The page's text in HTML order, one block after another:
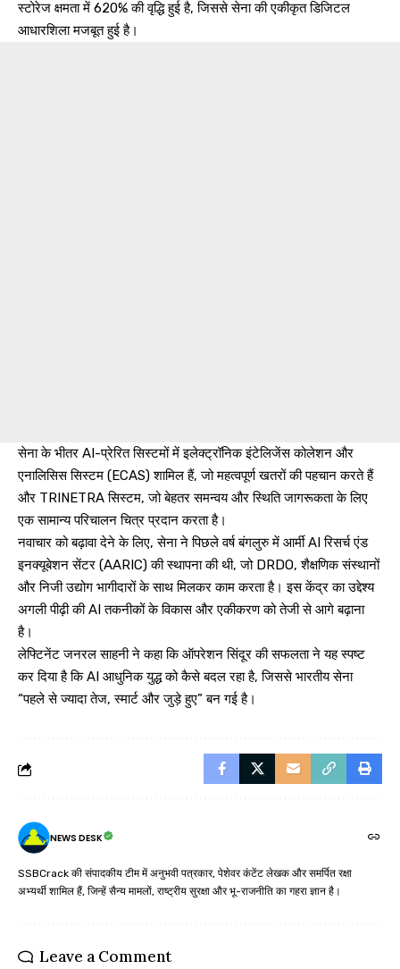
स्टोरेज क्षमता में 620% की वृद्धि हुई है, जिससे सेना की एकीकृत डिजिटल
आधारशिला मजबूत हुई है।
सेना के भीतर AI-प्रेरित सिस्टमों में इलेक्ट्रॉनिक इंटेलिजेंस कोलेशन और
एनालिसिस सिस्टम (ECAS) शामिल हैं, जो महत्वपूर्ण खतरों की पहचान करते हैं
और TRINETRA सिस्टम, जो बेहतर समन्वय और स्थिति जागरूकता के लिए
एक सामान्य परिचालन चित्र प्रदान करता है।
नवाचार को बढ़ावा देने के लिए, सेना ने पिछले वर्ष बंगलुरु में आर्मी AI रिसर्च एंड
इनक्यूबेशन सेंटर (AARIC) की स्थापना की थी, जो DRDO, शैक्षणिक संस्थानों
और निजी उद्योग भागीदारों के साथ मिलकर काम करता है। इस केंद्र का उद्देश्य
अगली पीढ़ी की AI तकनीकों के विकास और एकीकरण को तेजी से आगे बढ़ाना
है।
लेफ्टिनेंट जनरल साहनी ने कहा कि ऑपरेशन सिंदूर की सफलता ने यह स्पष्ट
कर दिया है कि AI आधुनिक युद्ध को कैसे बदल रहा है, जिससे भारतीय सेना
“पहले से ज्यादा तेज, स्मार्ट और जुड़े हुए” बन गई है।
NEWS DESK
SSBCrack की संपादकीय टीम में अनुभवी पत्रकार, पेशेवर कंटेंट लेखक और समर्पित रक्षा
अभ्यर्थी शामिल हैं, जिन्हें सैन्य मामलों, राष्ट्रीय सुरक्षा और भू-राजनीति का गहरा ज्ञान है।
Leave a Comment